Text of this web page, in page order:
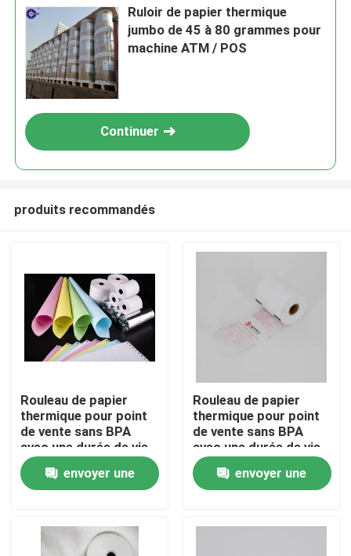
SOUMETTRE
À la maison
Produits
Ruloir de papier thermique
jumbo de 45 à 80 grammes pour
machine ATM / POS
Continuer
produits recommandés
Rouleau de papier
thermique pour point
de vente sans BPA
avec une durée de vie
de l'image de plus de 5
ans et des propriétés
résistantes à l'huile
envoyer une
Rouleau de papier
thermique pour point
de vente sans BPA
avec une durée de vie
de l'image de plus de 5
ans et des propriétés
résistantes à l'huile
envoyer une